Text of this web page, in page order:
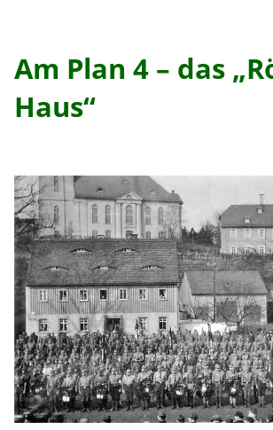
Am Plan 4 – das
Haus“